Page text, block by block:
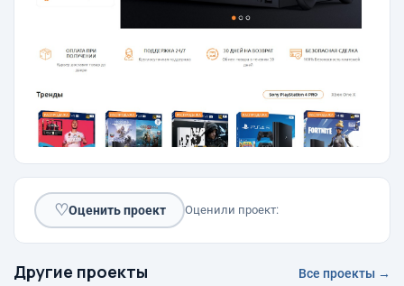
♡Оценить проект Оценили проект:
Другие проекты Все проекты →